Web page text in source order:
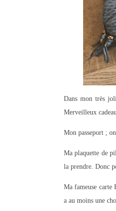
Dans mon très
Merveilleux
Mon passeport ;
Ma plaquette de
la prendre. Donc
Ma fameuse
a au moins une